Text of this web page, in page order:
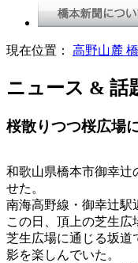
現在位置： 高野山麓
ニュース & 話
桜散りつつ桜広場
和歌山県橋本市御幸辻
せた。
南海高野線・御幸辻駅
この日、頂上の芝生広
芝生広場に通じる坂道
影を楽しんでいた。